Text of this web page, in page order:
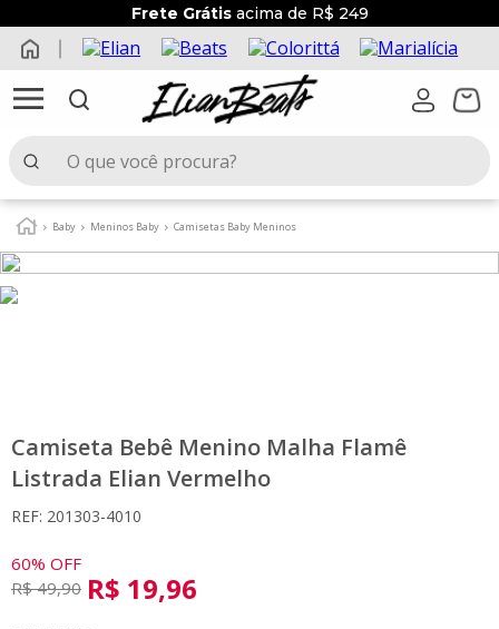
Frete Grátisacima de R$ 249
Baby Meninos Baby Camisetas Baby Meninos
Camiseta Bebê Menino Malha Flamê
Listrada Elian Vermelho
REF: 201303-4010
60% OFF
R$ 49,90 R$ 19,96
TERMOS MAIS BUSCADOS
blusa
7º
saia
8º
calça
9º
10º colorittá